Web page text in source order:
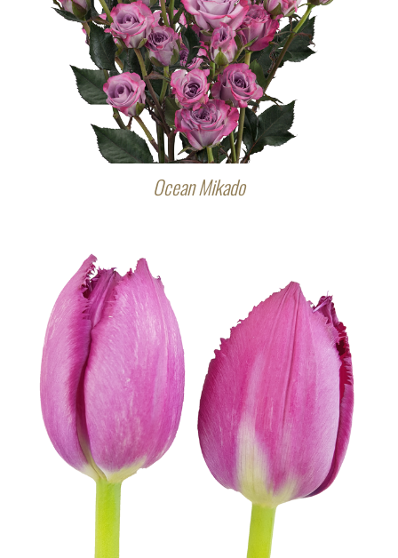
Ocean Mikado